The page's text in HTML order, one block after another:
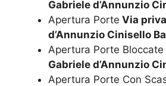
Gabriele d’Annunzio
Apertura Porte Via
d’Annunzio Cinisello
Apertura Porte Bloccate
Gabriele d’Annunzio
Apertura Porte Con